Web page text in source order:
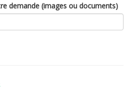
demande (images ou documents)